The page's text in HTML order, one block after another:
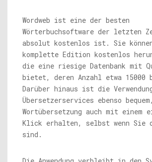
Wordweb ist eine der besten
Wörterbuchsoftware der letzten
absolut kostenlos ist. Sie
komplette Edition kostenlos
die eine riesige Datenbank mit
bietet, deren Anzahl etwa 15000
Darüber hinaus ist die
Übersetzerservices ebenso
Wortübersetzung auch mit einem
Klick erhalten, selbst wenn Sie
sind.